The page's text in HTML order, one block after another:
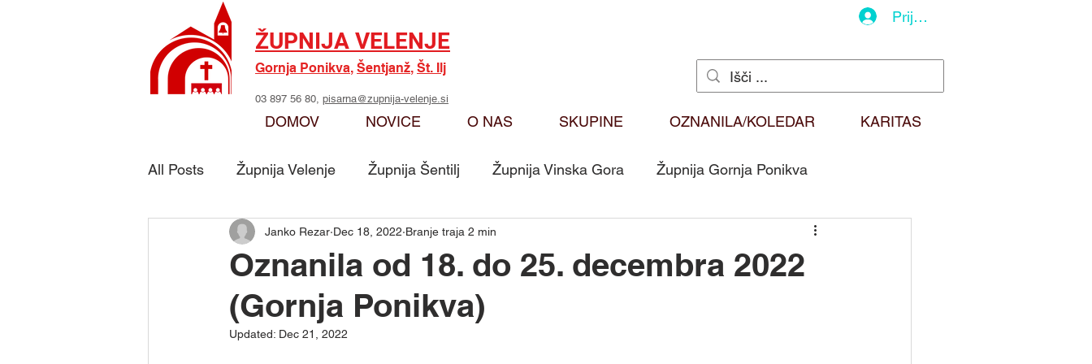
ŽUPNIJA VELENJE
Gornja Ponikva, Šentjanž, Št. Ilj
03 897 56 80, pisarna@zupnija-velenje.si
Prijava
DOMOV NOVICE O NAS SKUPINE OZNANILA/KOLEDAR KARITAS
All Posts Župnija Velenje Župnija Šentilj Župnija Vinska Gora Župnija Gornja Ponikva
Skupina - Možje sv. Jožefa Oznanila Karitas Duhovna misel
Skupina - Marijino delo Skupina - Ključarji Sv. Martin
Oznanila od 18. do 25. decembra 2022
(Gornja Ponikva)
Janko Rezar Dec 18, 2022 Branje traja 2 min
Updated: Dec 21, 2022